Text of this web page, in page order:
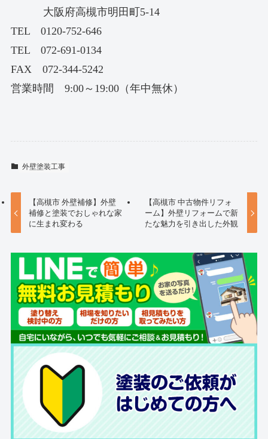
大阪府高槻市明田町5-14
TEL 0120-752-646
TEL 072-691-0134
FAX 072-344-5242
営業時間 9:00～19:00（年中無休）
外壁塗装工事
【高槻市 外壁補修】外壁
補修と塗装でおしゃれな家
に生まれ変わる
【高槻市 中古物件リフォ
ーム】外壁リフォームで新
たな魅力を引き出した外観